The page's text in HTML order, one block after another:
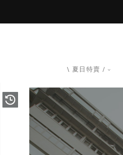
\ 夏日特賣 /